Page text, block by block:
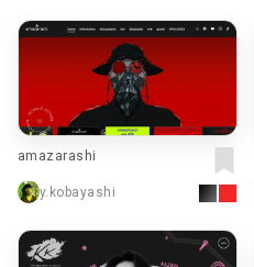
amazarashi
y.kobayashi